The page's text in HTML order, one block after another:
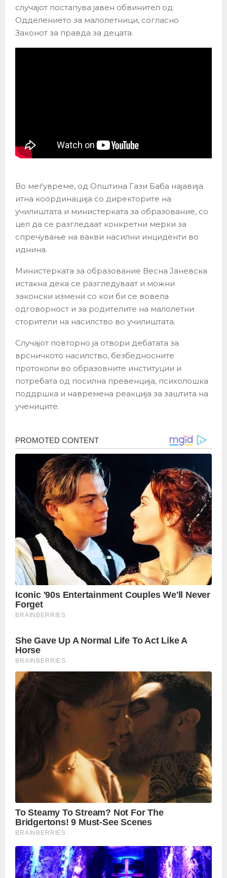
случајот постапува јавен обвинител од
Одделението за малолетници, согласно
Законот за правда за децата.
Во меѓувреме, од Општина Гази Баба најавија
итна координација со директорите на
училиштата и министерката за образование, со
цел да се разгледаат конкретни мерки за
спречување на вакви насилни инциденти во
иднина.
Министерката за образование Весна Јаневска
истакна дека се разгледуваат и можни
законски измени со кои би се вовела
одговорност и за родителите на малолетни
сторители на насилство во училиштата.
Случајот повторно ја отвори дебатата за
врсничкото насилство, безбедносните
протоколи во образовните институции и
потребата од посилна превенција, психолошка
поддршка и навремена реакција за заштита на
учениците.